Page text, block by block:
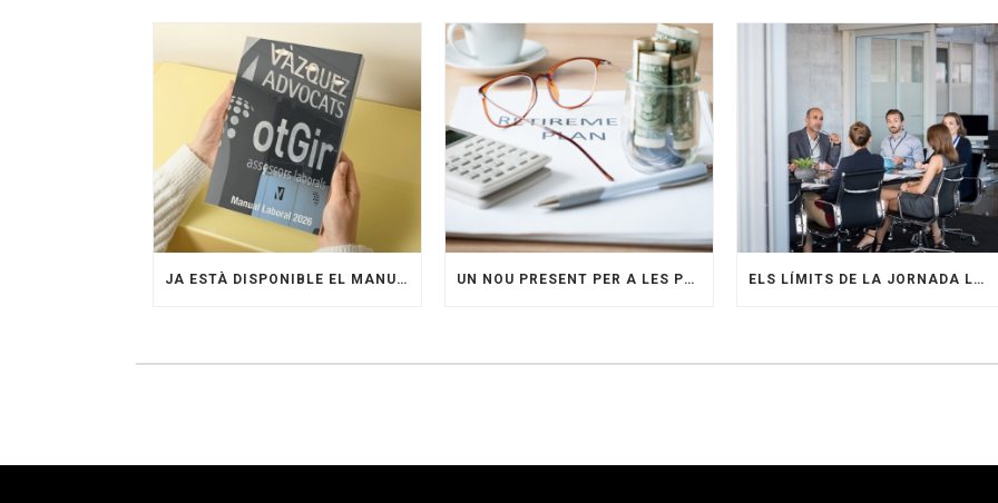
JA ESTÀ DISPONIBLE EL MANUAL LABORAL 2026 D’OTGIR UN NOU PRESENT PER A LES PENSIONS EN EL SECTOR DE LA CONSTRUCCIÓ: CAP A UN FUTUR MÉS SEGUR ELS LÍMITS DE LA JORNADA LABORAL